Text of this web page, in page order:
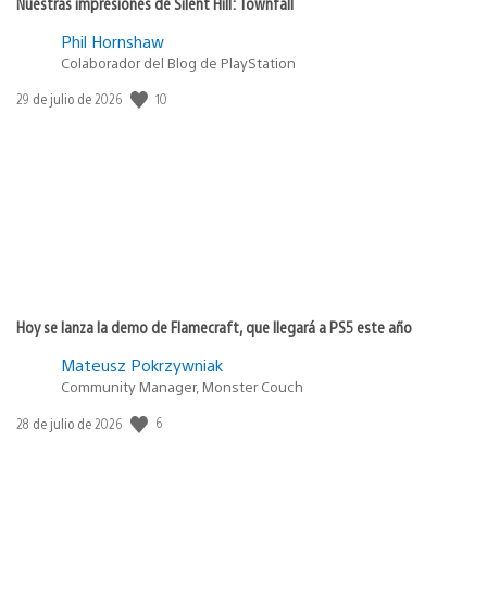
Phil Hornshaw
Colaborador del Blog de PlayStation
Fecha
29 de julio de 2026 10
Hoy se lanza la demo de Flamecraft, que llegará a PS5 este año
Mateusz Pokrzywniak
Community Manager, Monster Couch
Fecha
28 de julio de 2026 6